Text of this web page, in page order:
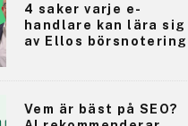
4 saker varje e-
handlare kan lära sig
av Ellos börsnotering
Vem är bäst på SEO?